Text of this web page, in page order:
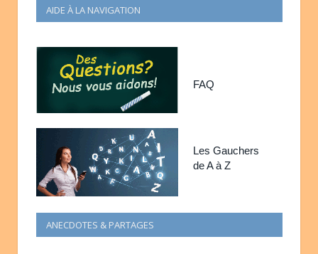
AIDE À LA NAVIGATION
FAQ
Les Gauchers
de A à Z
ANECDOTES & PARTAGES